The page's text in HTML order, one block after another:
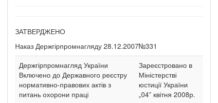
ЗАТВЕРДЖЕНО
Наказ Держгірпромнагляду 28.12.2007№331
Держгірпромнагляд України
Включено до Державного реєстру
нормативно-правових актів з
питань охорони праці
Зареєстровано в
Міністерстві
юстиції України
„04” квітня 2008р.